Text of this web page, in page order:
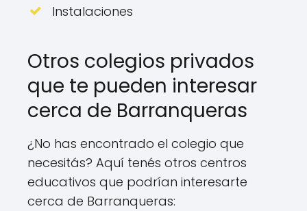
Instalaciones
Otros colegios privados
que te pueden interesar
cerca de Barranqueras
¿No has encontrado el colegio que
necesitás? Aquí tenés otros centros
educativos que podrían interesarte
cerca de Barranqueras: